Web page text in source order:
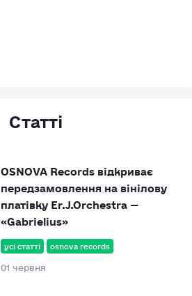
Статті
усі статті osnova records
01 червня
OSNOVA Records відкриває
передзамовлення на вінілову
платівку Er.J.Orchestra —
«Gabrielius»